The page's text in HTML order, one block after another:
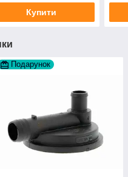
Купити
Подарунок